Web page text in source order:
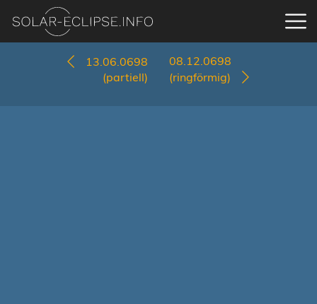
13.06.0698
(partiell)
08.12.0698
(ringförmig)